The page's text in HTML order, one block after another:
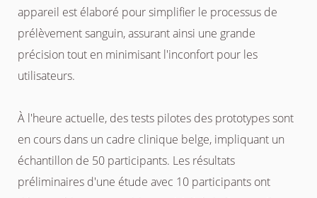
appareil est élaboré pour simplifier le processus de
prélèvement sanguin, assurant ainsi une grande
précision tout en minimisant l'inconfort pour les
utilisateurs.
À l'heure actuelle, des tests pilotes des prototypes sont
en cours dans un cadre clinique belge, impliquant un
échantillon de 50 participants. Les résultats
préliminaires d'une étude avec 10 participants ont